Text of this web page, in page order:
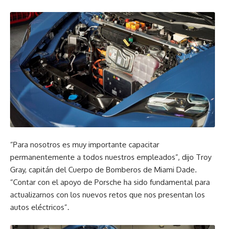
“Para nosotros es muy importante capacitar
permanentemente a todos nuestros empleados”, dijo Troy
Gray, capitán del Cuerpo de Bomberos de Miami Dade.
“Contar con el apoyo de Porsche ha sido fundamental para
actualizarnos con los nuevos retos que nos presentan los
autos eléctricos”.